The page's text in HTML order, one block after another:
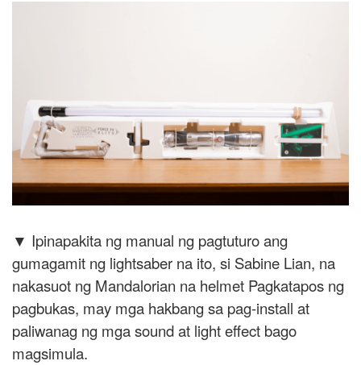
▼ Ipinapakita ng manual ng pagtuturo ang
gumagamit ng lightsaber na ito, si Sabine Lian, na
nakasuot ng Mandalorian na helmet Pagkatapos ng
pagbukas, may mga hakbang sa pag-install at
paliwanag ng mga sound at light effect bago
magsimula.